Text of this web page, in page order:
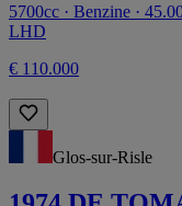
5700cc · Benzine ·
LHD
€ 110.000
Glos-sur-Risle